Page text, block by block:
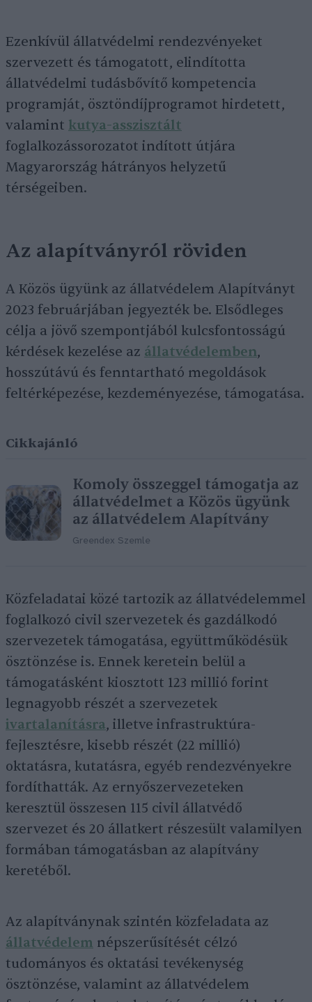
Ezenkívül állatvédelmi rendezvényeket
szervezett és támogatott, elindította
állatvédelmi tudásbővítő kompetencia
programját, ösztöndíjprogramot hirdetett,
valamint kutya-asszisztált
foglalkozássorozatot indított útjára
Magyarország hátrányos helyzetű
térségeiben.
Az alapítványról röviden
A Közös ügyünk az állatvédelem Alapítványt
2023 februárjában jegyezték be. Elsődleges
célja a jövő szempontjából kulcsfontosságú
kérdések kezelése az állatvédelemben,
hosszútávú és fenntartható megoldások
feltérképezése, kezdeményezése, támogatása.
Cikkajánló
Komoly összeggel támogatja az
állatvédelmet a Közös ügyünk
az állatvédelem Alapítvány
Greendex Szemle
Közfeladatai közé tartozik az állatvédelemmel
foglalkozó civil szervezetek és gazdálkodó
szervezetek támogatása, együttműködésük
ösztönzése is. Ennek keretein belül a
támogatásként kiosztott 123 millió forint
legnagyobb részét a szervezetek
ivartalanításra, illetve infrastruktúra-
fejlesztésre, kisebb részét (22 millió)
oktatásra, kutatásra, egyéb rendezvényekre
fordíthatták. Az ernyőszervezeteken
keresztül összesen 115 civil állatvédő
szervezet és 20 állatkert részesült valamilyen
formában támogatásban az alapítvány
keretéből.
Az alapítványnak szintén közfeladata az
állatvédelem népszerűsítését célzó
tudományos és oktatási tevékenység
ösztönzése, valamint az állatvédelem